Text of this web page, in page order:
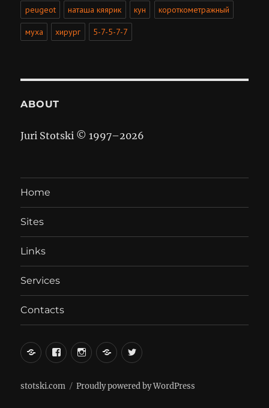
peugeot наташа кяярик кун короткометражный
муха хирург 5-7-5-7-7
ABOUT
Juri Stotski © 1997–2026
Home
Sites
Links
Services
Contacts
вКонтакте
FacebookInstagramLiveJournal
Twitter
stotski.com Proudly powered by WordPress